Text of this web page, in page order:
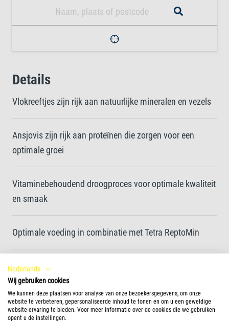
Details
Vlokreeftjes zijn rijk aan natuurlijke mineralen en vezels
Ansjovis zijn rijk aan proteïnen die zorgen voor een
optimale groei
Vitaminebehoudend droogproces voor optimale kwaliteit
en smaak
Optimale voeding in combinatie met Tetra ReptoMin
Gebruik ReptoSafe om leidingwater veilig te maken voor
waterschildpadden
Nederlands
Wij gebruiken cookies
We kunnen deze plaatsen voor analyse van onze bezoekersgegevens, om onze
website te verbeteren, gepersonaliseerde inhoud te tonen en om u een geweldige
website-ervaring te bieden. Voor meer informatie over de cookies die we gebruiken
opent u de instellingen.